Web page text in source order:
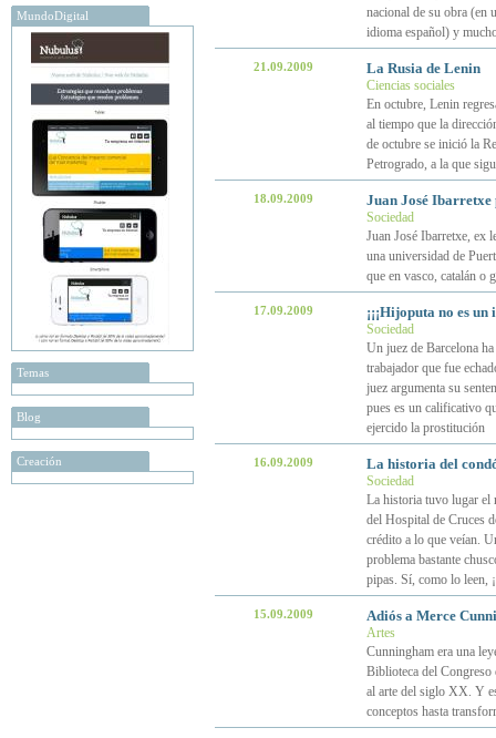
MundoDigital
Temas
Blog
Creación
nacional de su obra (en
idioma español) y
21.09.2009 La Rusia de Lenin
Ciencias sociales
En octubre, Lenin
al tiempo que la
de octubre se inició la
Petrogrado, a la que
18.09.2009 Juan José
Sociedad
Juan José Ibarretxe, ex
una universidad de
que en vasco, catalán o
17.09.2009 ¡¡¡Hijoputa no es
Sociedad
Un juez de Barcelona
trabajador que fue
juez argumenta su
pues es un calificativo
ejercido la prostitución
16.09.2009 La historia del
Sociedad
La historia tuvo lugar el
del Hospital de Cruces
crédito a lo que veían.
problema bastante
pipas. Sí, como lo leen,
15.09.2009 Adiós a Merce
Artes
Cunningham era una
Biblioteca del
al arte del siglo XX. Y
conceptos hasta